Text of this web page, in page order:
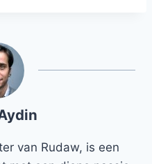
van Rudaw, is een